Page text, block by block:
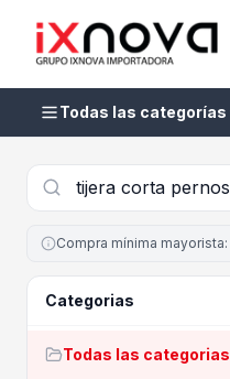
Todas las categorías
Compra mínima mayorista:
Categorias
Todas las categorias